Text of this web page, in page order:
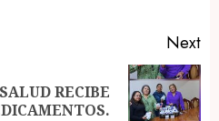
Next
RECIBE